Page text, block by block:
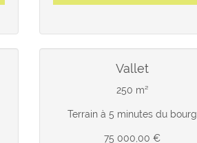
vallet
250 m²
Terrain à 5 minutes du bourg
75 000,00 €